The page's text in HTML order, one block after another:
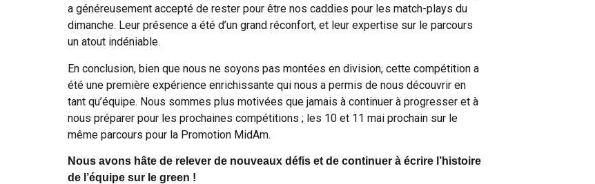
a généreusement accepté de rester pour être nos caddies pour les match-plays du
dimanche. Leur présence a été d’un grand réconfort, et leur expertise sur le parcours
un atout indéniable.
En conclusion, bien que nous ne soyons pas montées en division, cette compétition a
été une première expérience enrichissante qui nous a permis de nous découvrir en
tant qu’équipe. Nous sommes plus motivées que jamais à continuer à progresser et à
nous préparer pour les prochaines compétitions ; les 10 et 11 mai prochain sur le
même parcours pour la Promotion MidAm.
Nous avons hâte de relever de nouveaux défis et de continuer à écrire l’histoire
de l’équipe sur le green !